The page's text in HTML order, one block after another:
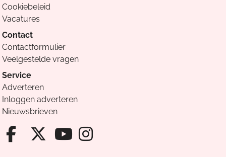
Cookiebeleid
Vacatures
Contact
Contactformulier
Veelgestelde vragen
Service
Adverteren
Inloggen adverteren
Nieuwsbrieven
Facebook van Cvandaag
X van Cvandaag
Instagram van